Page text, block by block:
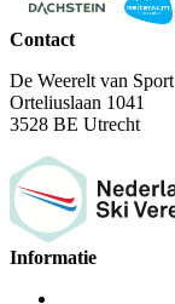
Contact
De Weerelt van Sport
Orteliuslaan 1041
3528 BE Utrecht
Informatie